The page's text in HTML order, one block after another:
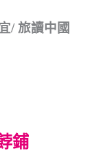
/ 旅讀中國
鋪